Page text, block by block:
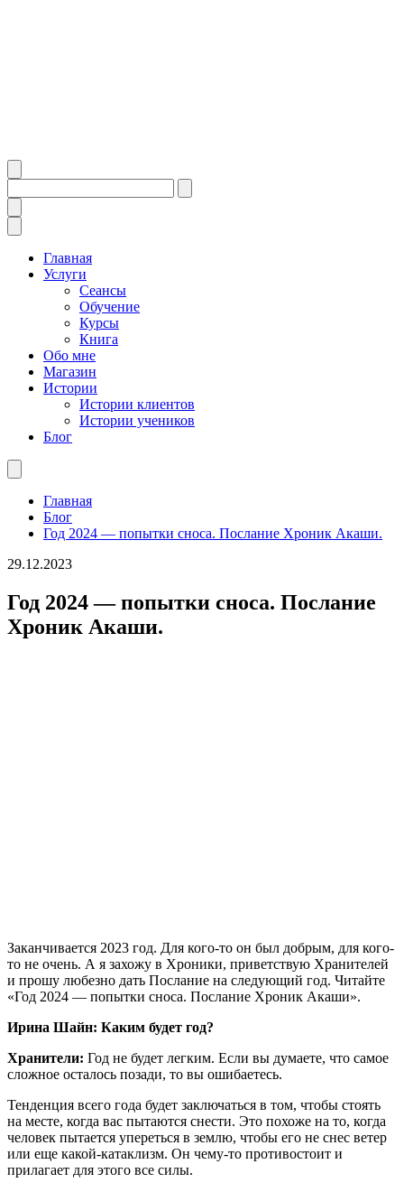
Главная
Услуги
Сеансы
Обучение
Курсы
Книга
Обо мне
Магазин
Истории
Истории клиентов
Истории учеников
Блог
Главная
Блог
Год 2024 — попытки сноса. Послание Хроник Акаши.
29.12.2023
Год 2024 — попытки сноса. Послание
Хроник Акаши.
Заканчивается 2023 год. Для кого-то он был добрым, для кого-
то не очень. А я захожу в Хроники, приветствую Хранителей
и прошу любезно дать Послание на следующий год. Читайте
«Год 2024 — попытки сноса. Послание Хроник Акаши».
Ирина Шайн: Каким будет год?
Хранители: Год не будет легким. Если вы думаете, что самое
сложное осталось позади, то вы ошибаетесь.
Тенденция всего года будет заключаться в том, чтобы стоять
на месте, когда вас пытаются снести. Это похоже на то, когда
человек пытается упереться в землю, чтобы его не снес ветер
или еще какой-катаклизм. Он чему-то противостоит и
прилагает для этого все силы.